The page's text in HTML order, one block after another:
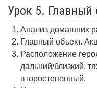
Урок 5. Главный
Анализ домашних
Главный объект.
Расположение
дальний/близкий,
второстепенный.